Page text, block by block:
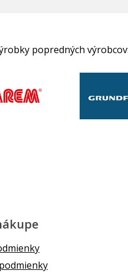
popredných výrobcov: